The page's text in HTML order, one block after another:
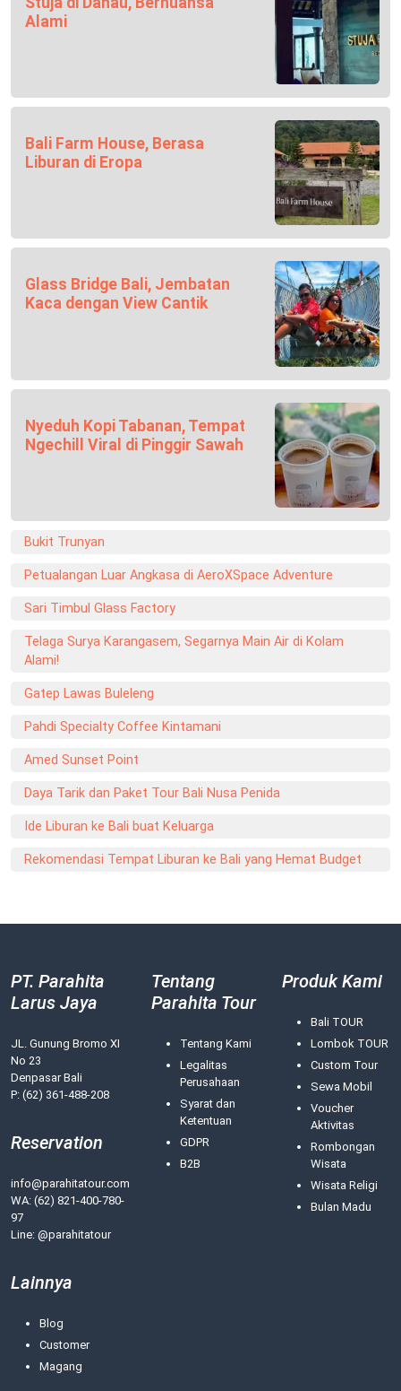
Alami
Bali Farm House, Berasa
Liburan di Eropa
Glass Bridge Bali, Jembatan
Kaca dengan View Cantik
Nyeduh Kopi Tabanan, Tempat
Ngechill Viral di Pinggir Sawah
Bukit Trunyan
Petualangan Luar Angkasa di AeroXSpace Adventure
Sari Timbul Glass Factory
Telaga Surya Karangasem, Segarnya Main Air di Kolam
Alami!
Gatep Lawas Buleleng
Pahdi Specialty Coffee Kintamani
Amed Sunset Point
Daya Tarik dan Paket Tour Bali Nusa Penida
Ide Liburan ke Bali buat Keluarga
Rekomendasi Tempat Liburan ke Bali yang Hemat Budget
PT. Parahita
Larus Jaya
JL. Gunung Bromo XI
No 23
Denpasar Bali
P: (62) 361-488-208
Reservation
info@parahitatour.com
WA: (62) 821-400-780-
97
Line: @parahitatour
Tentang
Parahita Tour
Tentang Kami
Legalitas
Perusahaan
Syarat dan
Ketentuan
GDPR
B2B
Produk Kami
Bali TOUR
Lombok TOUR
Custom Tour
Sewa Mobil
Voucher
Aktivitas
Rombongan
Wisata
Wisata Religi
Bulan Madu
Lainnya
Blog
Customer
Magang